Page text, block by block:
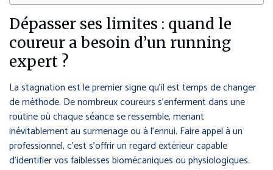
Dépasser ses limites : quand le
coureur a besoin d’un running
expert ?
La stagnation est le premier signe qu’il est temps de changer
de méthode. De nombreux coureurs s’enferment dans une
routine où chaque séance se ressemble, menant
inévitablement au surmenage ou à l’ennui. Faire appel à un
professionnel, c’est s’offrir un regard extérieur capable
d’identifier vos faiblesses biomécaniques ou physiologiques.